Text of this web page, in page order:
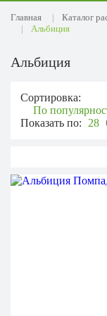
Главная Каталог
Альбиция
Альбиция
Сортировка:
По
Показать по:
28